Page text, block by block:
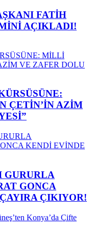
FATİH
AÇIKLADI!
ÇETİN’İN AZİM
GURURLA
GONCA
ÇIKIYOR!